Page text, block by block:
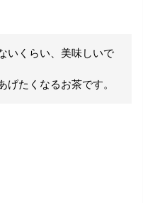
いくらい、美味しいで
げたくなるお茶です。